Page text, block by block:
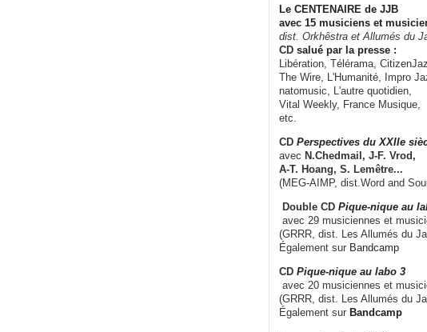
Le CENTENAIRE de JJB
avec 15 musiciens et
dist. Orkhêstra et Allumés du
CD salué par la presse :
Libération, Télérama,
The Wire, L'Humanité, Impro
natomusic, L'autre quotidien,
Vital Weekly, France Musique,
etc.
CD Perspectives du XXIIe
avec N.Chedmail, J-F. Vrod,
A-T. Hoang, S. Lemêtre...
(MEG-AIMP, dist.Word and
Double CD Pique-nique au
avec 29 musiciennes et
(GRRR, dist. Les Allumés du
Également sur Bandcamp
CD Pique-nique au labo 3
avec 20 musiciennes et
(GRRR, dist. Les Allumés du
Également sur Bandcamp